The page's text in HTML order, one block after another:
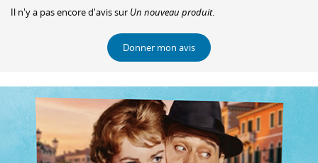
Il n'y a pas encore d'avis sur Un nouveau produit.
Donner mon avis